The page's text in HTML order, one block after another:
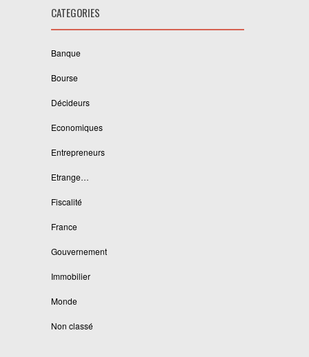
CATEGORIES
Banque
Bourse
Décideurs
Economiques
Entrepreneurs
Etrange…
Fiscalité
France
Gouvernement
Immobilier
Monde
Non classé